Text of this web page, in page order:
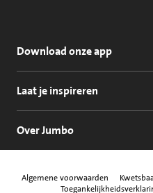
Download onze app
Laat je inspireren
Over Jumbo
Algemene voorwaarden